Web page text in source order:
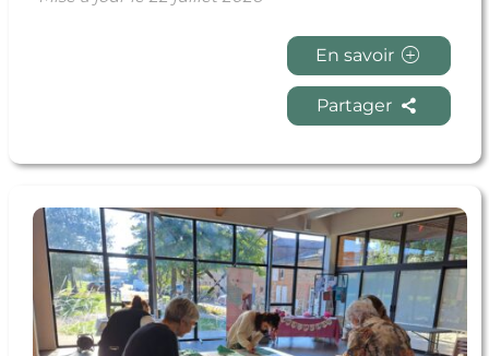
En savoir
Partager
solidaires